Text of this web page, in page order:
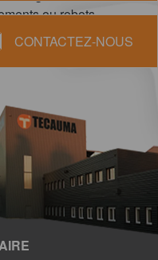
CONTACTEZ-NOUS
ou robots
la
CONTACTEZ-NOUS
Z&Ko